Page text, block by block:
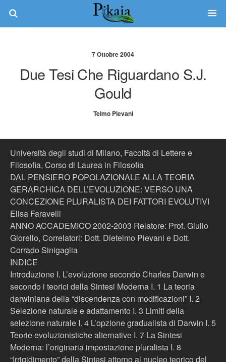
7 Ottobre 2004
Due Tesi Che Riguardano S.J.
Gould
Telmo Pievani
Università degli studi di Milano, Facoltà di Lettere e
Filosofia, Corso di Laurea in Filosofia
DAL PENSIERO POPOLAZIONALE ALLA TEORIA
GERARCHICA DELL’EVOLUZIONE: VERSO UNA
CONCEZIONE PLURALISTA DEI FATTORI EVOLUTIVI
Elisa Faravelli
ANNO ACCADEMICO 2002-2003 Relatore: Prof. Giulio
Giorello, Correlatori: Dott. Dietelmo Pievani e Dott.
Corrado Sinigaglia
INDICE
Introduzione I. L’evoluzione secondo Charles Darwin e
secondo i teorici della Sintesi Moderna I. 1 La teoria
darwiniana della “discendenza con modificazioni” I. 2
Selezione naturale e adattamento I. 3 Limiti della
selezione naturale I. 4 L’opzione gradualista di Darwin I. 5
Teorie evoluzionistiche alternative I. 7 La Sintesi
Moderna: l’originaria impostazione pluralista I. 8
“Irrigidimento” della Sintesi attorno al nucleo teorico del